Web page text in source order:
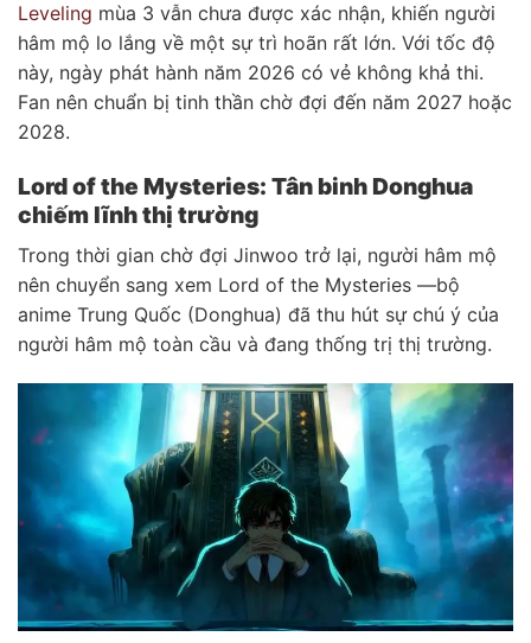
Leveling mùa 3 vẫn chưa được xác nhận, khiến người
hâm mộ lo lắng về một sự trì hoãn rất lớn. Với tốc độ
này, ngày phát hành năm 2026 có vẻ không khả thi.
Fan nên chuẩn bị tinh thần chờ đợi đến năm 2027 hoặc
2028.
Lord of the Mysteries: Tân binh Donghua
chiếm lĩnh thị trường
Trong thời gian chờ đợi Jinwoo trở lại, người hâm mộ
nên chuyển sang xem Lord of the Mysteries —bộ
anime Trung Quốc (Donghua) đã thu hút sự chú ý của
người hâm mộ toàn cầu và đang thống trị thị trường.